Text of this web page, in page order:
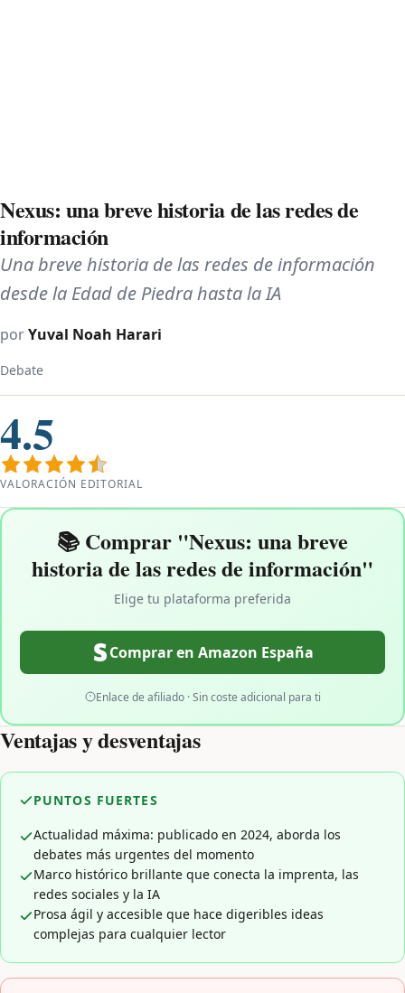
Nexus: una breve historia de las redes de
información
Una breve historia de las redes de información
desde la Edad de Piedra hasta la IA
porYuval Noah Harari
Debate
4.5
VALORACIÓN EDITORIAL
📚 Comprar "Nexus: una breve
historia de las redes de información"
Elige tu plataforma preferida
Comprar en Amazon España
Enlace de afiliado · Sin coste adicional para ti
Ventajas y desventajas
PUNTOS FUERTES
Actualidad máxima: publicado en 2024, aborda los
debates más urgentes del momento
Marco histórico brillante que conecta la imprenta, las
redes sociales y la IA
Prosa ágil y accesible que hace digeribles ideas
complejas para cualquier lector